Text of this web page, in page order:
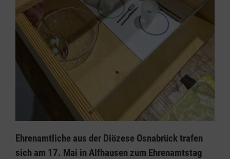
Ehrenamtliche aus der Diözese Osnabrück trafen
sich am 17. Mai in Alfhausen zum Ehrenamtstag